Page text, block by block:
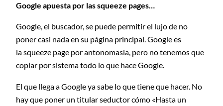
Google apuesta por las squeeze pages…
Google, el buscador, se puede permitir el lujo de no
poner casi nada en su página principal. Google es
la squeeze page por antonomasia, pero no tenemos que
copiar por sistema todo lo que hace Google.
El que llega a Google ya sabe lo que tiene que hacer. No
hay que poner un titular seductor cómo «Hasta un